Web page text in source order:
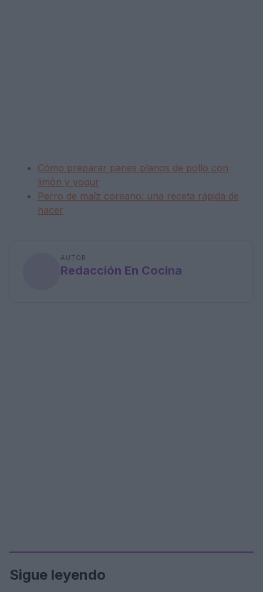
Cómo preparar panes planos de pollo con
limón y yogur
Perro de maíz coreano: una receta rápida de
hacer
AUTOR
Redacción En Cocina
Sigue leyendo